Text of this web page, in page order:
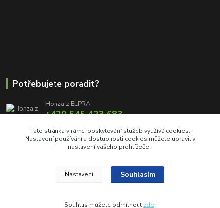
Potřebujete poradit?
Honza z ELPRA
+420 545 423 683
info@elproprofi.cz
Tato stránka v rámci poskytování služeb využívá cookies.
Nastavení používání a dostupnosti cookies můžete upravit v
nastavení vašeho prohlížeče.
Nastavení Souhlasím
Souhlas můžete odmítnout zde.